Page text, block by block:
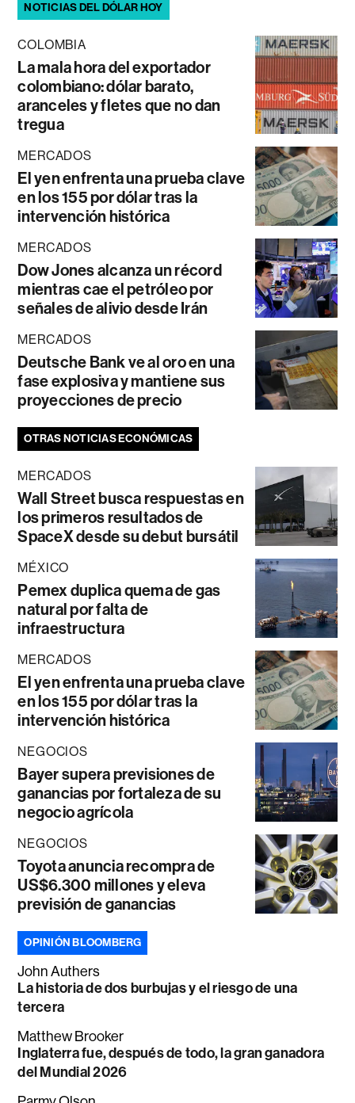
NOTICIAS DEL DÓLAR HOY
COLOMBIA
La mala hora del exportador
colombiano: dólar barato,
aranceles y fletes que no dan
tregua
MERCADOS
El yen enfrenta una prueba clave
en los 155 por dólar tras la
intervención histórica
MERCADOS
Dow Jones alcanza un récord
mientras cae el petróleo por
señales de alivio desde Irán
MERCADOS
Deutsche Bank ve al oro en una
fase explosiva y mantiene sus
proyecciones de precio
OTRAS NOTICIAS ECONÓMICAS
MERCADOS
Wall Street busca respuestas en
los primeros resultados de
SpaceX desde su debut bursátil
MÉXICO
Pemex duplica quema de gas
natural por falta de
infraestructura
MERCADOS
El yen enfrenta una prueba clave
en los 155 por dólar tras la
intervención histórica
NEGOCIOS
Bayer supera previsiones de
ganancias por fortaleza de su
negocio agrícola
NEGOCIOS
Toyota anuncia recompra de
US$6.300 millones y eleva
previsión de ganancias
OPINIÓN BLOOMBERG
John Authers
La historia de dos burbujas y el riesgo de una
tercera
Matthew Brooker
Inglaterra fue, después de todo, la gran ganadora
del Mundial 2026